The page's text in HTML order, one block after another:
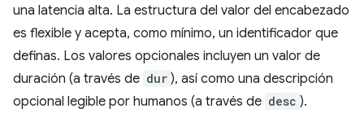
una latencia alta. La estructura del valor del encabezado
es flexible y acepta, como mínimo, un identificador que
definas. Los valores opcionales incluyen un valor de
duración (a través de dur ), así como una descripción
opcional legible por humanos (a través de desc ).